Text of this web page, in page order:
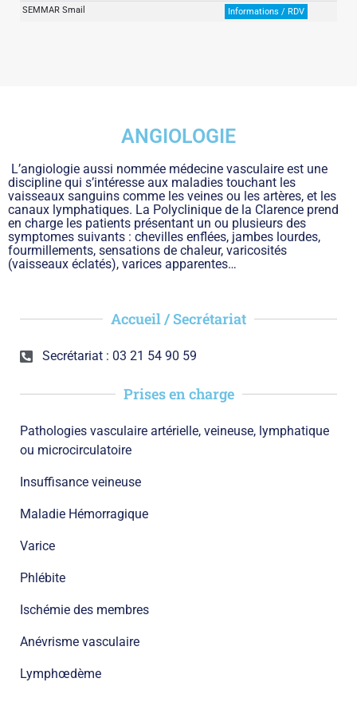
SEMMAR Smail
Informations / RDV
ANGIOLOGIE
L’angiologie aussi nommée médecine vasculaire est une
discipline qui s’intéresse aux maladies touchant les
vaisseaux sanguins comme les veines ou les artères, et les
canaux lymphatiques. La Polyclinique de la Clarence prend
en charge les patients présentant un ou plusieurs des
symptomes suivants : chevilles enflées, jambes lourdes,
fourmillements, sensations de chaleur, varicosités
(vaisseaux éclatés), varices apparentes…
Accueil / Secrétariat
Secrétariat : 03 21 54 90 59
Prises en charge
Pathologies vasculaire artérielle, veineuse, lymphatique
ou microcirculatoire
Insuffisance veineuse
Maladie Hémorragique
Varice
Phlébite
Ischémie des membres
Anévrisme vasculaire
Lymphœdème